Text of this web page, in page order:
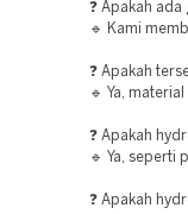
❓ Apakah
🔹 Kami
❓ Apakah
🔹 Ya, material
❓ Apakah
🔹 Ya, seperti
❓ Apakah